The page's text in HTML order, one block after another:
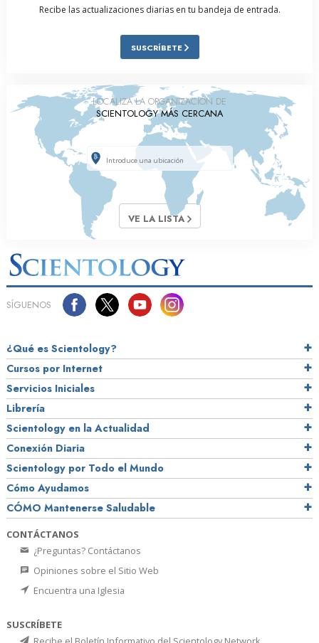
Recibe las actualizaciones diarias en tu bandeja de entrada.
SUSCRÍBETE
LOCALIZA LA ORGANIZACIÓN DE
SCIENTOLOGY MÁS CERCANA
VE LA LISTA
SÍGUENOS
¿Qué es Scientology?
Cursos por Internet
Servicios Iniciales
Librería
Scientology en la Actualidad
Conexión Diaria
Scientology por Todo el Mundo
Cómo Ayudamos
CÓMO Mantenerse Saludable
CONTÁCTANOS
¿Preguntas? Contáctanos
Opiniones sobre el Sitio Web
Encuentra una Iglesia
SUSCRÍBETE